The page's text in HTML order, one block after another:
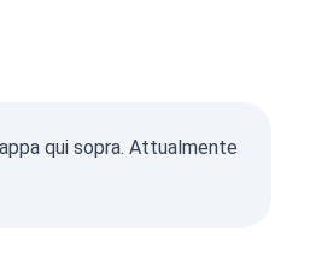
qui sopra. Attualmente